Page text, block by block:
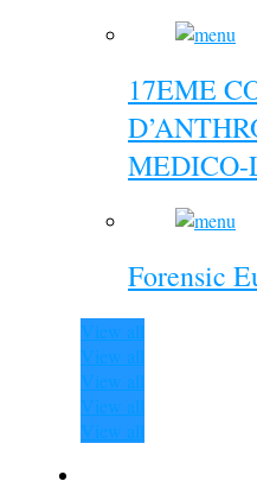
17EME
MEDICO-
Forensic
View all
View all
View all
View all
View all